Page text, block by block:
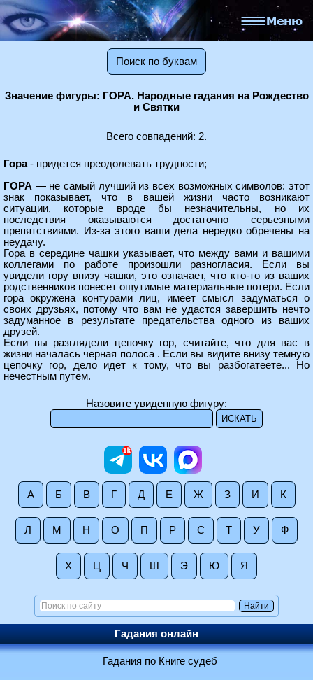
Поиск по буквам
Значение фигуры: ГОРА. Народные гадания на Рождество
и Святки
Всего совпадений: 2.
Гора- придется преодолевать трудности;
ГОРА — не самый лучший из всех возможных символов: этот
знак показывает, что в вашей жизни часто возникают
ситуации, которые вроде бы незначительны, но их
последствия оказываются достаточно серьезными
препятствиями. Из-за этого ваши дела нередко обречены на
неудачу.
Гора в середине чашки указывает, что между вами и вашими
коллегами по работе произошли разногласия. Если вы
увидели гору внизу чашки, это означает, что кто-то из ваших
родственников понесет ощутимые материальные потери. Если
гора окружена контурами лиц, имеет смысл задуматься о
своих друзьях, потому что вам не удастся завершить нечто
задуманное в результате предательства одного из ваших
друзей.
Если вы разглядели цепочку гор, считайте, что для вас в
жизни началась черная полоса . Если вы видите внизу темную
цепочку гор, дело идет к тому, что вы разбогатеете... Но
нечестным путем.
Назовите увиденную фигуру:
А Б В Г Д Е Ж З И К
Л М Н О П Р С Т У Ф
Х Ц Ч Ш Э Ю Я
Гадания онлайн
Гадания по Книге судеб